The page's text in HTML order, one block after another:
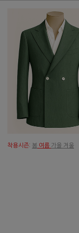
착용시즌: 봄 여름 가을 겨울